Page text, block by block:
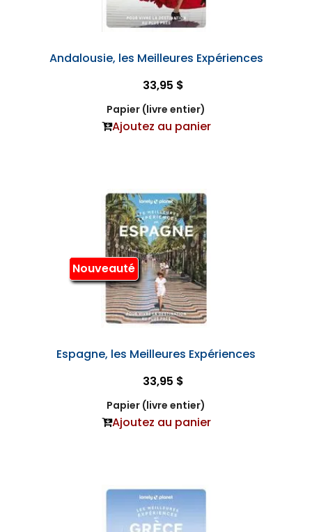
Andalousie, les Meilleures Expériences
33,95 $
Papier (livre entier)
Ajoutez au panier
Nouveauté
Espagne, les Meilleures Expériences
33,95 $
Papier (livre entier)
Ajoutez au panier